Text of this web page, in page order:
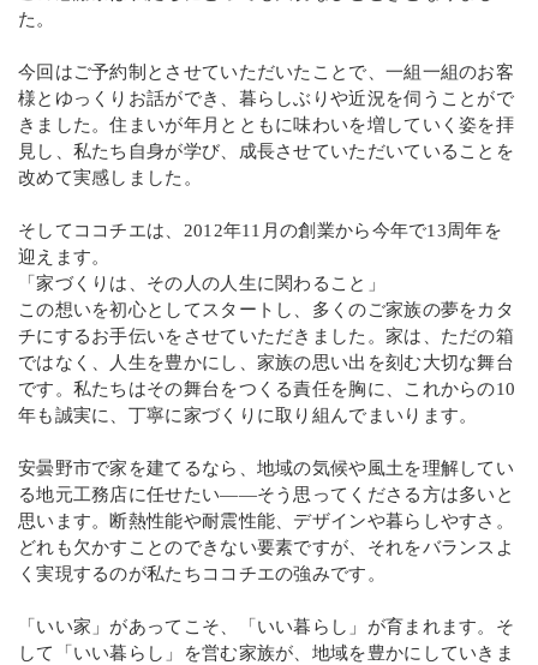
た。
今回はご予約制とさせていただいたことで、一組一組のお客
様とゆっくりお話ができ、暮らしぶりや近況を伺うことがで
きました。住まいが年月とともに味わいを増していく姿を拝
見し、私たち自身が学び、成長させていただいていることを
改めて実感しました。
そしてココチエは、2012年11月の創業から今年で13周年を
迎えます。
「家づくりは、その人の人生に関わること」
この想いを初心としてスタートし、多くのご家族の夢をカタ
チにするお手伝いをさせていただきました。家は、ただの箱
ではなく、人生を豊かにし、家族の思い出を刻む大切な舞台
です。私たちはその舞台をつくる責任を胸に、これからの10
年も誠実に、丁寧に家づくりに取り組んでまいります。
安曇野市で家を建てるなら、地域の気候や風土を理解してい
る地元工務店に任せたい――そう思ってくださる方は多いと
思います。断熱性能や耐震性能、デザインや暮らしやすさ。
どれも欠かすことのできない要素ですが、それをバランスよ
く実現するのが私たちココチエの強みです。
「いい家」があってこそ、「いい暮らし」が育まれます。そ
して「いい暮らし」を営む家族が、地域を豊かにしていきま